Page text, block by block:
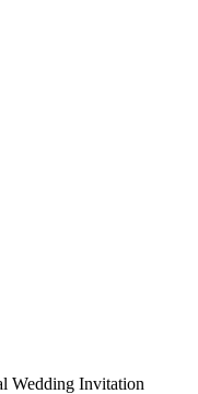
Wedding Invitation